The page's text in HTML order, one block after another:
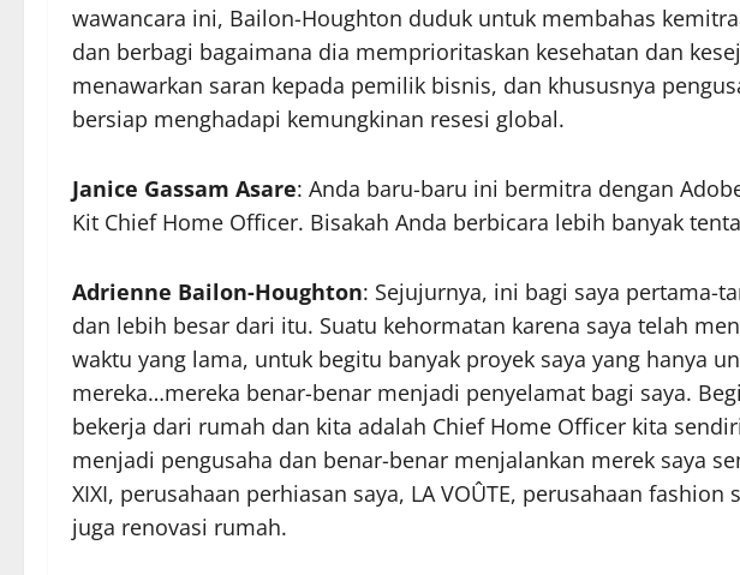
wawancara ini, Bailon-Houghton duduk untuk membahas
dan berbagi bagaimana dia memprioritaskan kesehatan dan
menawarkan saran kepada pemilik bisnis, dan khususnya
bersiap menghadapi kemungkinan resesi global.
Janice Gassam Asare: Anda baru-baru ini bermitra dengan
Kit Chief Home Officer. Bisakah Anda berbicara lebih banyak
Adrienne Bailon-Houghton: Sejujurnya, ini bagi saya pertama-
dan lebih besar dari itu. Suatu kehormatan karena saya telah
waktu yang lama, untuk begitu banyak proyek saya yang hanya
mereka…mereka benar-benar menjadi penyelamat bagi saya.
bekerja dari rumah dan kita adalah Chief Home Officer kita
menjadi pengusaha dan benar-benar menjalankan merek saya
XIXI, perusahaan perhiasan saya, LA VOÛTE, perusahaan
juga renovasi rumah.